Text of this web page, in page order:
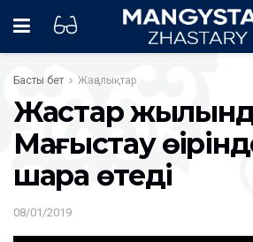
Басты бет Жаңалықтар
Жастар
Маңғыстау
шара өтеді
08/01/2019